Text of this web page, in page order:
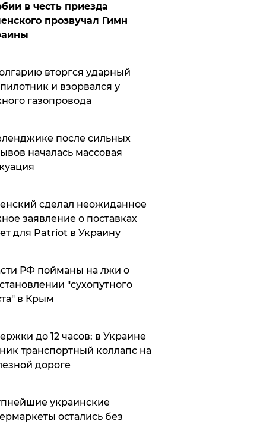
в честь приезда
прозвучал Гимн
вторгся ударный
и взорвался у
газопровода
после сильных
началась массовая
сделал неожиданное
заявление о поставках
для Patriot в Украину
РФ пойманы на лжи о
"сухопутного
в Крым
до 12 часов: в Украине
транспортный коллапс на
дороге
украинские
остались без